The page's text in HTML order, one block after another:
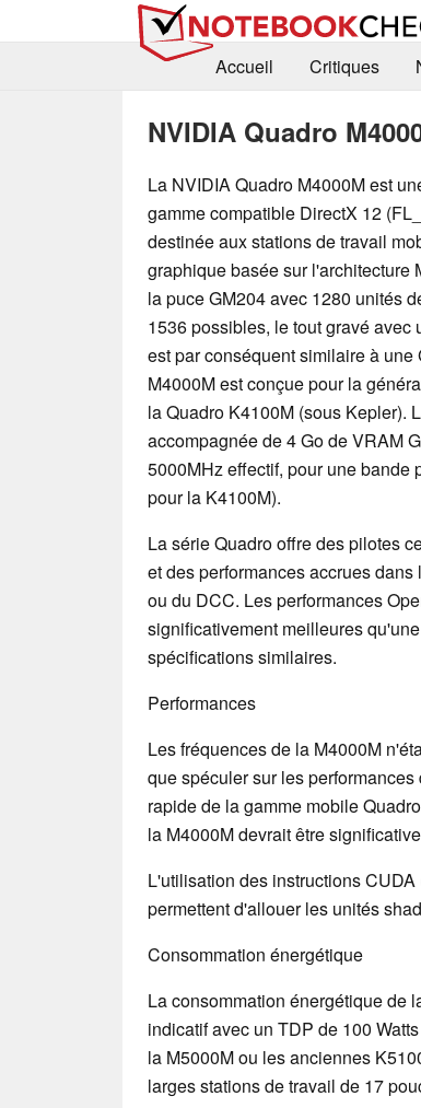
Accueil
Critiques
NVIDIA Quadro
La NVIDIA Quadro M4000M est
gamme compatible DirectX 12
destinée aux stations de travail
graphique basée sur l'architecture
la puce GM204 avec 1280 unités
1536 possibles, le tout gravé
est par conséquent similaire à
M4000M est conçue pour la
la Quadro K4100M (sous Kepler).
accompagnée de 4 Go de VRAM
5000MHz effectif, pour une bande
pour la K4100M).
La série Quadro offre des pilotes
et des performances accrues
ou du DCC. Les performances
significativement meilleures
spécifications similaires.
Performances
Les fréquences de la M4000M
que spéculer sur les
rapide de la gamme mobile
la M4000M devrait être
L'utilisation des instructions
permettent d'allouer les unités
Consommation énergétique
La consommation énergétique de
indicatif avec un TDP de 100
la M5000M ou les anciennes
larges stations de travail de 17